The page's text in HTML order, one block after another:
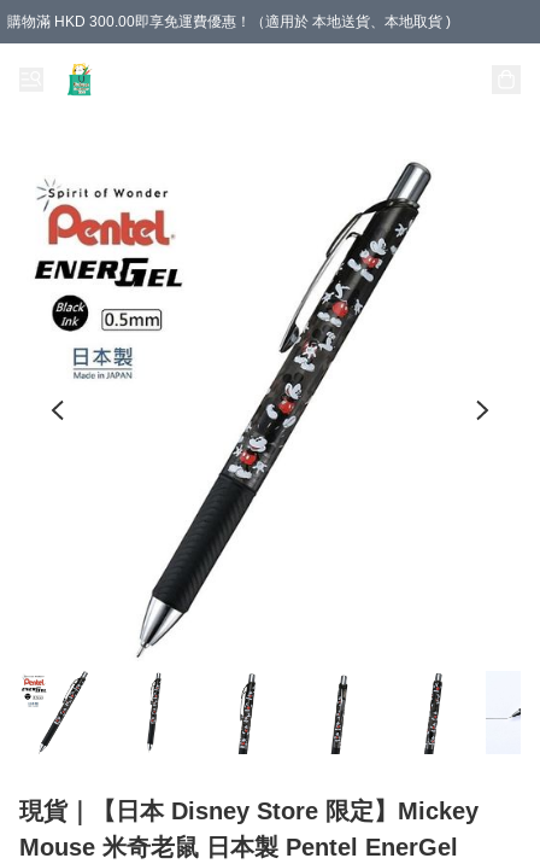
購物滿 HKD 300.00即享免運費優惠！（適用於 本地送貨、本地取貨 )
現貨｜【日本 Disney Store 限定】Mickey
Mouse 米奇老鼠 日本製 Pentel EnerGel